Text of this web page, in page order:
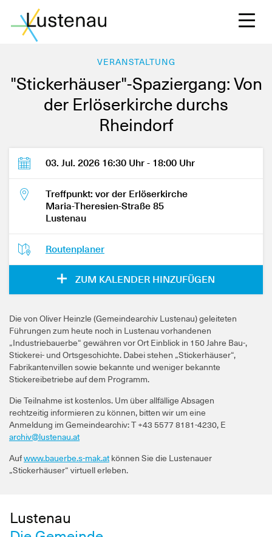
VERANSTALTUNG
"Stickerhäuser"-Spaziergang: Von
der Erlöserkirche durchs
Rheindorf
03. Jul. 2026 16:30 Uhr - 18:00 Uhr
Treffpunkt: vor der Erlöserkirche
Maria-Theresien-Straße 85
Lustenau
Routenplaner
ZUM KALENDER HINZUFÜGEN
Die von Oliver Heinzle (Gemeindearchiv Lustenau) geleiteten
Führungen zum heute noch in Lustenau vorhandenen
„Industriebauerbe“ gewähren vor Ort Einblick in 150 Jahre Bau-,
Stickerei- und Ortsgeschichte. Dabei stehen „Stickerhäuser“,
Fabrikantenvillen sowie bekannte und weniger bekannte
Stickereibetriebe auf dem Programm.
Die Teilnahme ist kostenlos. Um über allfällige Absagen
rechtzeitig informieren zu können, bitten wir um eine
Anmeldung im Gemeindearchiv: T +43 5577 8181-4230, E
archiv@lustenau.at
Aufwww.bauerbe.s-mak.atkönnen Sie die Lustenauer
„Stickerhäuser“ virtuell erleben.
Lustenau